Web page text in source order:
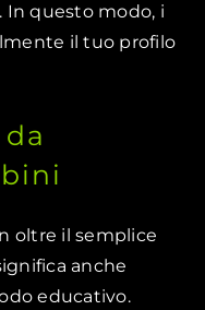
In questo modo, i
il tuo profilo
oltre il semplice
anche
educativo.